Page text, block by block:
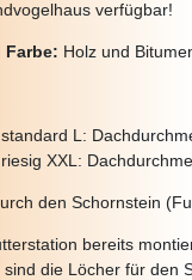
verfügbar!
Farbe: Holz und
L:
XXL:
den Schornstein
bereits
sind die Löcher für den